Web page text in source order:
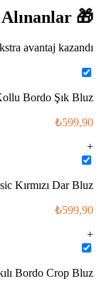
🎁
avantaj kazandı.
Bordo Şık Bluz
₺599,90
+
Kırmızı Dar Bluz
₺599,90
+
Bordo Crop Bluz